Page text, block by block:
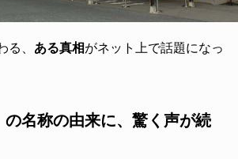
る、 ある真相がネット上で話題になっ
の名称の由来に、驚く声が続